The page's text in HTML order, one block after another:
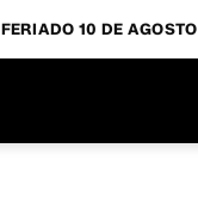
FERIADO 10 DE AGOSTO